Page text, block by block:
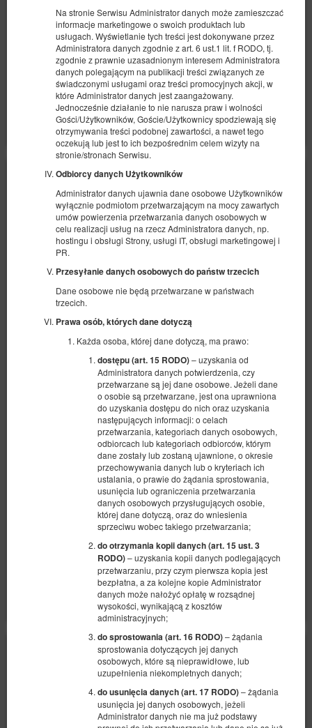
Na stronie Serwisu Administrator danych może zamieszczać
informacje marketingowe o swoich produktach lub
usługach. Wyświetlanie tych treści jest dokonywane przez
Administratora danych zgodnie z art. 6 ust.1 lit. f RODO, tj.
zgodnie z prawnie uzasadnionym interesem Administratora
danych polegającym na publikacji treści związanych ze
świadczonymi usługami oraz treści promocyjnych akcji, w
które Administrator danych jest zaangażowany.
Jednocześnie działanie to nie narusza praw i wolności
Gości/Użytkowników, Goście/Użytkownicy spodziewają się
otrzymywania treści podobnej zawartości, a nawet tego
oczekują lub jest to ich bezpośrednim celem wizyty na
stronie/stronach Serwisu.
Odbiorcy danych Użytkowników
Administrator danych ujawnia dane osobowe Użytkowników
wyłącznie podmiotom przetwarzającym na mocy zawartych
umów powierzenia przetwarzania danych osobowych w
celu realizacji usług na rzecz Administratora danych, np.
hostingu i obsługi Strony, usługi IT, obsługi marketingowej i
PR.
Przesyłanie danych osobowych do państw trzecich
Dane osobowe nie będą przetwarzane w państwach
trzecich.
Prawa osób, których dane dotyczą
Każda osoba, której dane dotyczą, ma prawo:
dostępu (art. 15 RODO)– uzyskania od
Administratora danych potwierdzenia, czy
przetwarzane są jej dane osobowe. Jeżeli dane
o osobie są przetwarzane, jest ona uprawniona
do uzyskania dostępu do nich oraz uzyskania
następujących informacji: o celach
przetwarzania, kategoriach danych osobowych,
odbiorcach lub kategoriach odbiorców, którym
dane zostały lub zostaną ujawnione, o okresie
przechowywania danych lub o kryteriach ich
ustalania, o prawie do żądania sprostowania,
usunięcia lub ograniczenia przetwarzania
danych osobowych przysługujących osobie,
której dane dotyczą, oraz do wniesienia
sprzeciwu wobec takiego przetwarzania;
do otrzymania kopii danych (art. 15 ust. 3
RODO)– uzyskania kopii danych podlegających
przetwarzaniu, przy czym pierwsza kopia jest
bezpłatna, a za kolejne kopie Administrator
danych może nałożyć opłatę w rozsądnej
wysokości, wynikającą z kosztów
administracyjnych;
do sprostowania (art. 16 RODO)– żądania
sprostowania dotyczących jej danych
osobowych, które są nieprawidłowe, lub
uzupełnienia niekompletnych danych;
do usunięcia danych (art. 17 RODO)– żądania
usunięcia jej danych osobowych, jeżeli
Administrator danych nie ma już podstawy
1 łóżko podwójne (Double)
264,00 zł
2 osoby / 1 noc
Udostępnij Szczegóły Dostępność
Pokaż oferty
Apartament 22, 3-osobowy z balkonem i
pow. 26,00 m2
1 sypialnia
1 łóżko pojedyncze (Single), 1 łóżko podwójne (Double), 2 łóżka
pojedyncze (Single) - do decyzji gościa
444,00 zł
2 osoby / 1 noc
Szczegóły Dostępność
Pokaż oferty